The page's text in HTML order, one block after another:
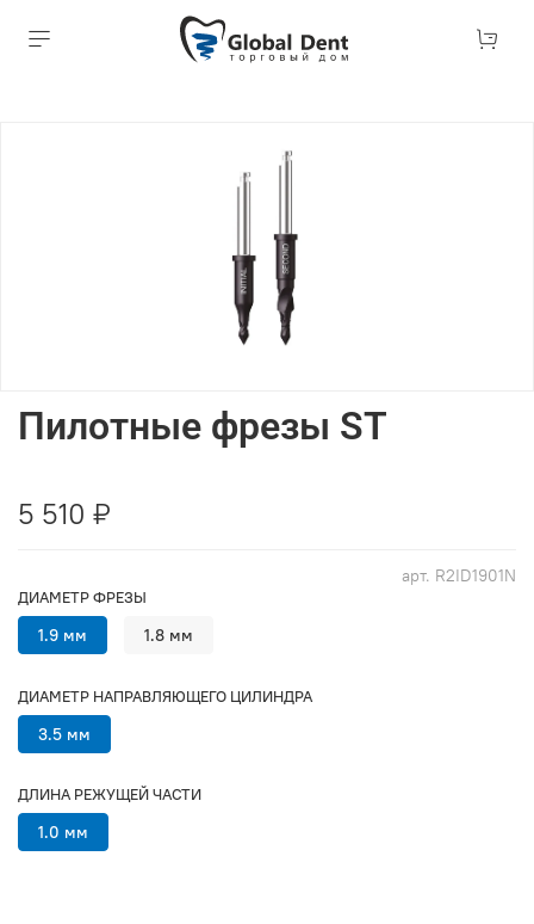
арт. R2ID1901N
Пилотные фрезы ST
5 510 ₽
ДИАМЕТР ФРЕЗЫ
1.9 мм 1.8 мм
ДИАМЕТР НАПРАВЛЯЮЩЕГО ЦИЛИНДРА
3.5 мм
ДЛИНА РЕЖУЩЕЙ ЧАСТИ
1.0 мм